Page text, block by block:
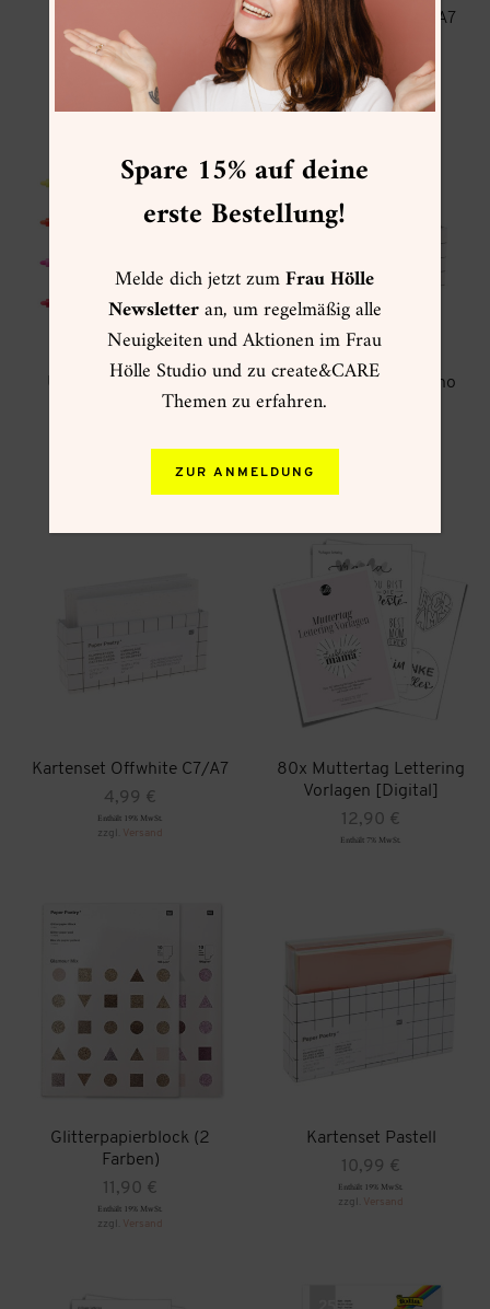
10,90
Enthält 19% MwSt.
zzgl.Versand
Kartenset Neon C7/A7
5,80
Enthält 19% MwSt.
zzgl.Versand
Uni POSCA PC-5M (4
Kartenset Cappuccino
Kartenset Offwhite C7/A7
4,99 €
Enthält 19% MwSt.
zzgl. Versand
80x Muttertag Lettering
Vorlagen [Digital]
12,90 €
Enthält 7% MwSt.
Glitterpapierblock (2
Farben)
11,90 €
Enthält 19% MwSt.
zzgl. Versand
Kartenset Pastell
10,99 €
Enthält 19% MwSt.
zzgl. Versand
Spare 15% auf deine
erste Bestellung!
Melde dich jetzt zumFrau Hölle
Newsletteran, um regelmäßig alle
Neuigkeiten und Aktionen im Frau
Hölle Studio und zu create&CARE
Themen zu erfahren.
ZUR ANMELDUNG